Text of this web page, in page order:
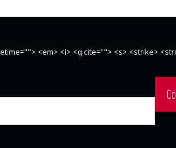
<em> <i> <q cite=""> <s> <strike>